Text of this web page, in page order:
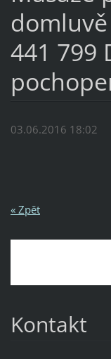
441 799
03.06.2016 18:02
« Zpět
Kontakt